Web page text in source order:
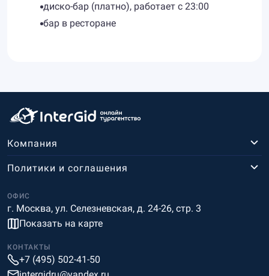
диско-бар (платно), работает с 23:00
бар в ресторане
Компания
ОФИС
г. Москва, ул. Селезневская, д. 24-26, стр. 3
Показать на карте
Политики и соглашения
КОНТАКТЫ
+7 (495) 502-41-50